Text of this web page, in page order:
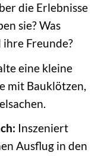
die Erlebnisse
sie? Was
ihre Freunde?
eine kleine
mit Bauklötzen,
Inszeniert
Ausflug in den